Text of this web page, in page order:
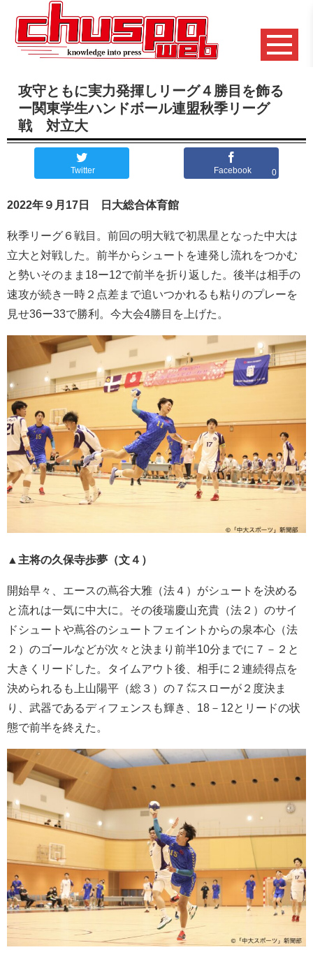
攻守ともに実力発揮しリーグ４勝目を飾る
ー関東学生ハンドボール連盟秋季リーグ
戦 対立大
Twitter Facebook 0
2022年９月17日 日大総合体育館
秋季リーグ６戦目。前回の明大戦で初黒星となった中大は
立大と対戦した。前半からシュートを連発し流れをつかむ
と勢いそのまま18ー12で前半を折り返した。後半は相手の
速攻が続き一時２点差まで追いつかれるも粘りのプレーを
見せ36ー33で勝利。今大会4勝目を上げた。
▲主将の久保寺歩夢（文４）
開始早々、エースの蔦谷大雅（法４）がシュートを決める
と流れは一気に中大に。その後瑞慶山充貴（法２）のサイ
ドシュートや蔦谷のシュートフェイントからの泉本心（法
２）のゴールなどが次々と決まり前半10分までに７－２と
大きくリードした。タイムアウト後、相手に２連続得点を
決められるも上山陽平（総３）の７㍍スローが２度決ま
り、武器であるディフェンスも輝き、18－12とリードの状
態で前半を終えた。